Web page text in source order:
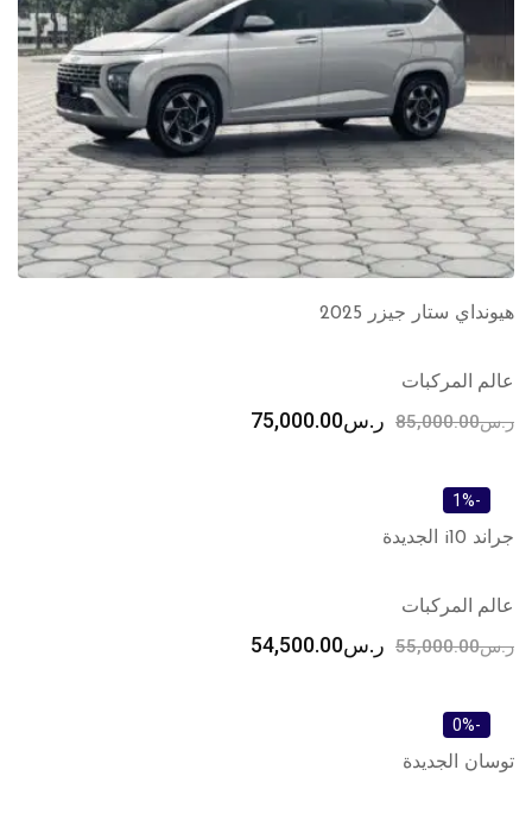
هيونداي ستار جيزر 2025
عالم المركبات
ر.س85,000.00 ر.س75,000.00
-1%
جراند i10 الجديدة
عالم المركبات
ر.س55,000.00 ر.س54,500.00
-0%
توسان الجديدة